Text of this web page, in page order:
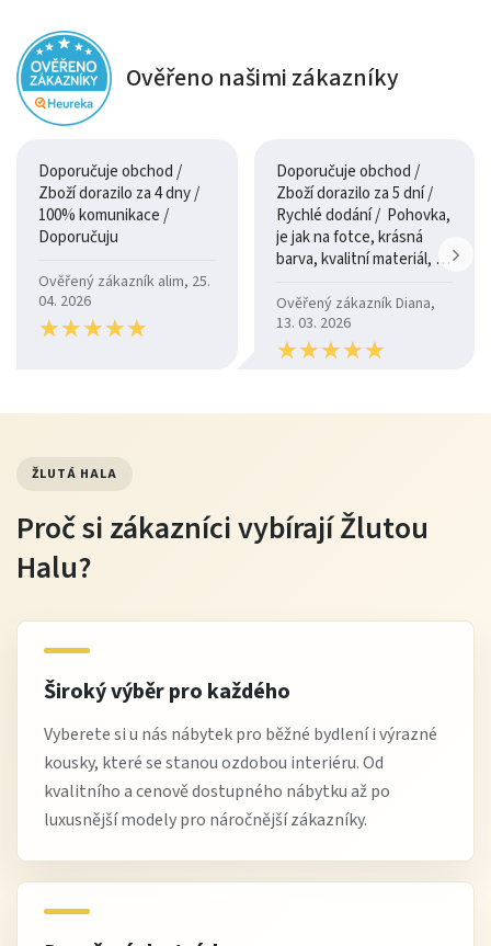
Ověřeno našimi zákazníky
Doporučuje obchod /
Zboží dorazilo za 4 dny /
100% komunikace /
Doporučuju
Ověřený zákazník alim, 25.
04. 2026
★★★★★
★★★★★
Doporučuje obchod /
Zboží dorazilo za 5 dní /
Rychlé dodání / Pohovka,
je jak na fotce, krásná
barva, kvalitní materiál, a
Ověřený zákazník Diana,
13. 03. 2026
★★★★★
★★★★★
ŽLUTÁ HALA
Proč si zákazníci vybírají Žlutou
Halu?
Široký výběr pro každého
Vyberete si u nás nábytek pro běžné bydlení i výrazné
kousky, které se stanou ozdobou interiéru. Od
kvalitního a cenově dostupného nábytku až po
luxusnější modely pro náročnější zákazníky.